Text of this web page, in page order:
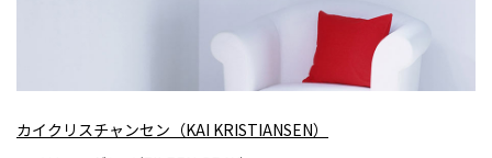
カイクリスチャンセン（KAI KRISTIANSEN）